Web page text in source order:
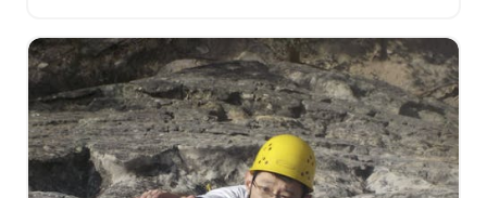
存，因此您要練習緊急情況下所需的技能。…